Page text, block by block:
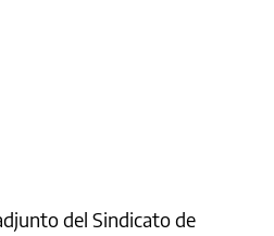
del Sindicato de